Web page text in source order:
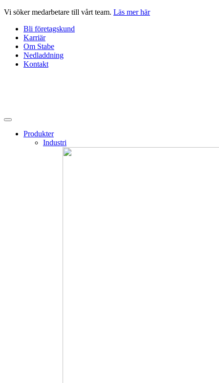
Hoppa
innehåll
Vi söker medarbetare till vårt team. Läs mer här
Bli företagskund
Karriär
Om Stabe
Nedladdning
Kontakt
Produkter
Industri